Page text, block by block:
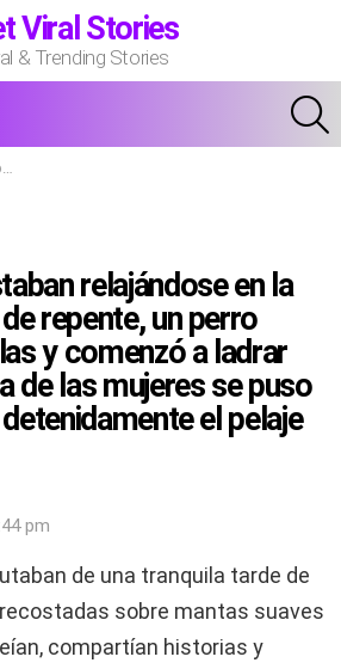
Viral Stories
& Trending Stories
relajándose en la
repente, un perro
y comenzó a ladrar
de las mujeres se puso
el pelaje
pm
de una tranquila tarde de
sobre mantas suaves
compartían historias y